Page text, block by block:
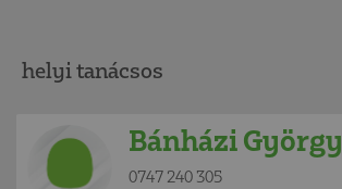
helyi tanácsos
Bánházi György
0747 240 305